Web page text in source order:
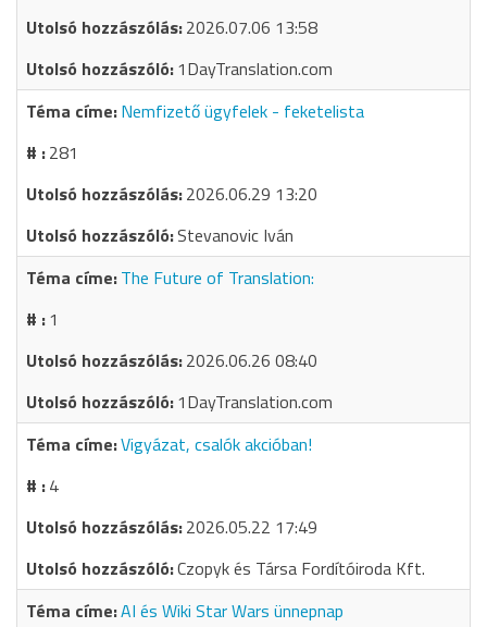
2026.07.06 13:58
1DayTranslation.com
Nemfizető ügyfelek - feketelista
281
2026.06.29 13:20
Stevanovic Iván
The Future of Translation:
1
2026.06.26 08:40
1DayTranslation.com
Vigyázat, csalók akcióban!
4
2026.05.22 17:49
Czopyk és Társa Fordítóiroda Kft.
AI és Wiki Star Wars ünnepnap